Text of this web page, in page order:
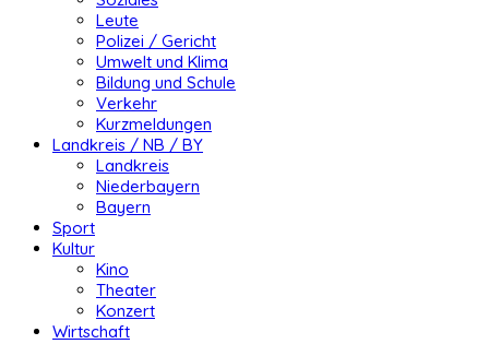
Leute
Polizei / Gericht
Umwelt und Klima
Bildung und Schule
Verkehr
Kurzmeldungen
Landkreis / NB / BY
Landkreis
Niederbayern
Bayern
Sport
Kultur
Kino
Theater
Konzert
Wirtschaft